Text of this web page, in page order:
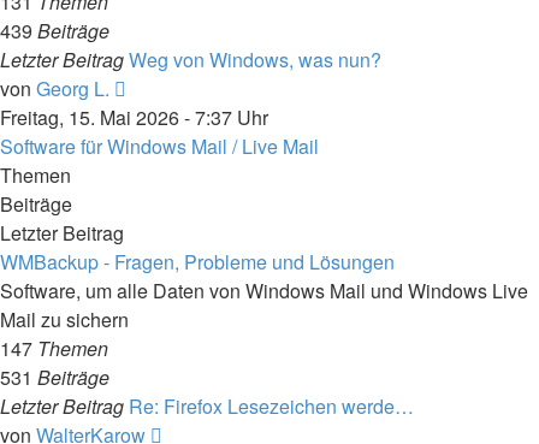
439 Beiträge
Letzter BeitragWeg von Windows, was nun?
von Georg L.
Beitrag
Freitag, 15. Mai 2026 - 7:37 Uhr
Software für Windows Mail / Live Mail
Themen
Beiträge
Letzter Beitrag
WMBackup - Fragen, Probleme und Lösungen
Software, um alle Daten von Windows Mail und Windows Live
Mail zu sichern
147 Themen
531 Beiträge
Letzter Beitrag Re: Firefox Lesezeichen werde…
von WalterKarow